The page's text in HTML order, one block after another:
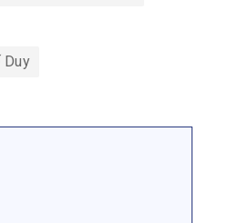
Duy